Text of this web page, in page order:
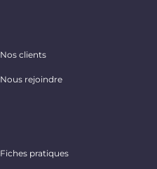
Nos clients
Nous rejoindre
Fiches pratiques